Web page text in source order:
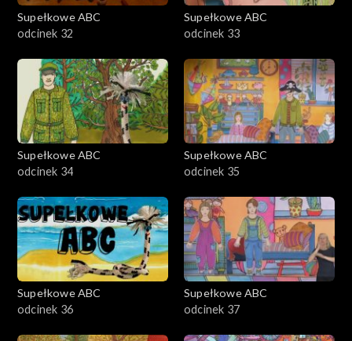
Supełkowe ABC
odcinek 32
Supełkowe ABC
odcinek 33
Supełkowe ABC
odcinek 34
Supełkowe ABC
odcinek 35
Supełkowe ABC
odcinek 36
Supełkowe ABC
odcinek 37